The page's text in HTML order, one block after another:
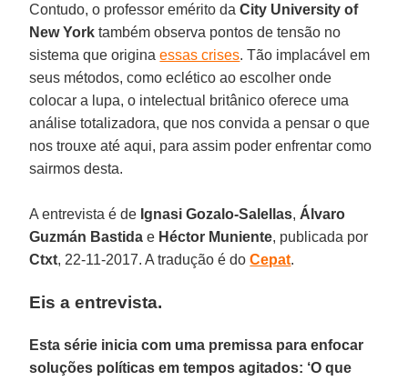
Contudo, o professor emérito daCity University of
New York também observa pontos de tensão no
sistema que originaessas crises. Tão implacável em
seus métodos, como eclético ao escolher onde
colocar a lupa, o intelectual britânico oferece uma
análise totalizadora, que nos convida a pensar o que
nos trouxe até aqui, para assim poder enfrentar como
sairmos desta.
A entrevista é de Ignasi Gozalo-Salellas, Álvaro
Guzmán Bastida e Héctor Muniente, publicada por
Ctxt, 22-11-2017. A tradução é doCepat.
Eis a entrevista.
Esta série inicia com uma premissa para enfocar
soluções políticas em tempos agitados: ‘O que